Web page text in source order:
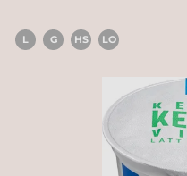
L G HS LO